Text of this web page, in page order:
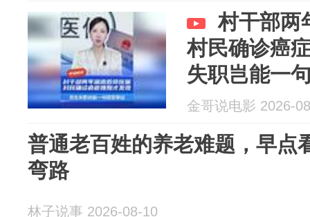
村干部两
村民确诊癌
失职岂能一
金哥说电影 2026-
普通老百姓的养老难题，早点
弯路
林子说事 2026-08-10